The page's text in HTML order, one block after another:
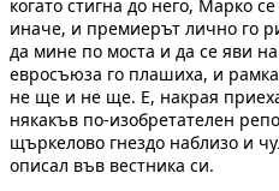
когато стигна до него, Марко
иначе, и премиерът лично го
да мине по моста и да се яви
евросъюза го плашиха, и
не ще и не ще. Е, накрая
някакъв по-изобретателен
щъркелово гнездо наблизо и
описал във вестника си.